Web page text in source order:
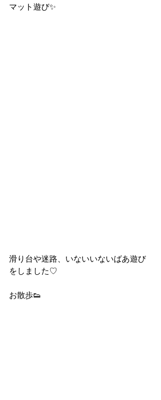
マット遊び✨
滑り台や迷路、いないいないばあ遊び
をしました♡
お散歩👟